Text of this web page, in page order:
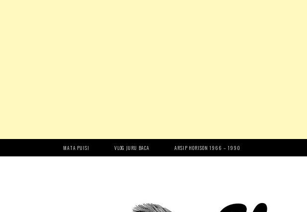
MATA PUISI VLOG JURU BACA ARSIP HORISON 1966 – 1990